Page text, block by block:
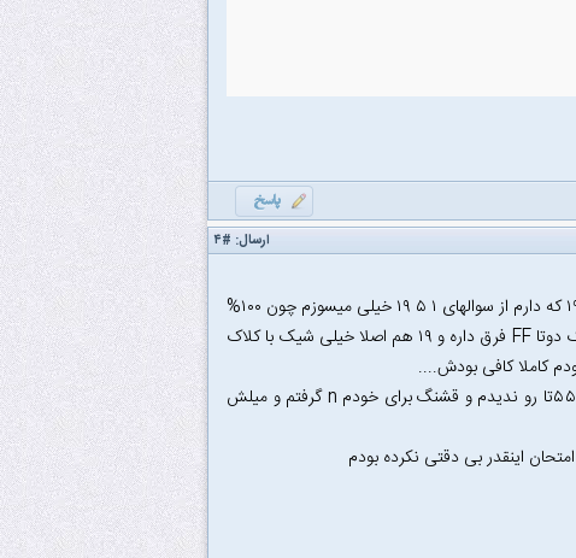
ارسال: #۴
من منطقی هر ۲۰ سوال رو جواب دادم ولی حداقل ۶ تا سوال رو غلط زدم ۱ ۳ ۵ ۶ ۱۸ ۱۹ که دارم از سوالهای ۱ ۵ ۱۹ خیلی میسوزم چون ۱۰۰%
بی دقتی بوده.....سوال ۱ رو که اصلا نمی دونم چی کار کردم؟؟!!! ۵ هم که ندیدم کلاک دوتا FF فرق داره و ۱۹ هم اصلا خیلی شیک با کلاک
تازه سوال ۲۵ که ماله معماریه رو هم بی دقتی کردم و غلط زدم.... اوونم اصلا تعداد ۵۵تا رو ندیدم و قشنگ برای خودم n گرفتم و میلش